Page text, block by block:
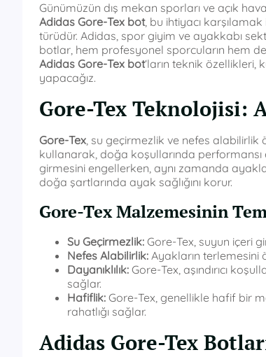
Günümüzün dış mekan sporları ve açık
Adidas Gore-Tex bot, bu ihtiyacı
türüdür. Adidas, spor giyim ve ayakkabı
botlar, hem profesyonel sporcuların hem
Adidas Gore-Tex bot‘ların teknik özellikleri,
yapacağız.
Gore-Tex Teknolojisi:
Gore-Tex, su geçirmezlik ve nefes alabilirlik
kullanarak, doğa koşullarında
girmesini engellerken, aynı zamanda
doğa şartlarında ayak sağlığını korur.
Gore-Tex Malzemesinin
Su Geçirmezlik: Gore-Tex, suyun içeri
Nefes Alabilirlik: Ayakların terlemesini
Dayanıklılık: Gore-Tex, aşındırıcı
sağlar.
Hafiflik: Gore-Tex, genellikle hafif bir
rahatlığı sağlar.
Adidas Gore-Tex